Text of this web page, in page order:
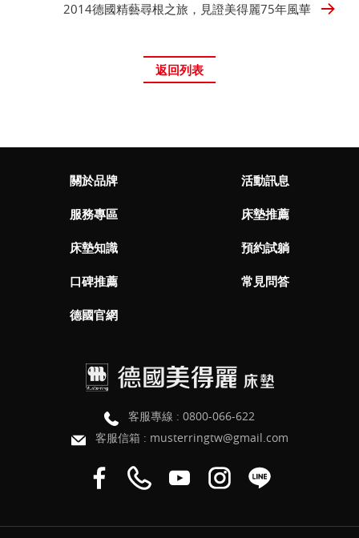
2014德國精藝尋根之旅，見證美得麗75年風華
返回列表
關於品牌 活動訊息
服務專區 床墊推薦
床墊知識 預約試躺
口碑推薦 常見問答
德國官網
客服專線 : 0800-066-622
客服信箱 : musterringtw@gmail.com